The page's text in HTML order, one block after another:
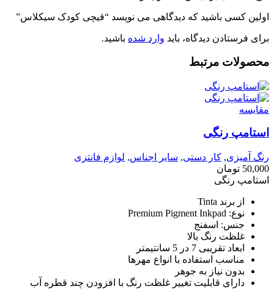
اولین کسی باشید که دیدگاهی می نویسد “قیچی کودک سیکلاس”
برای فرستادن دیدگاه، باید وارد شده باشید.
محصولات مرتبط
مقايسه
استامپ رنگی
رنگ آمیزی, کار دستی, سایر اجناس, لوازم فانتزی
50,000 تومان
استامپ رنگی
از برند Tinta
نوع: Premium Pigment Inkpad
جنس: اسفنج
غلظت رنگ بالا
ابعاد تقریبی 7 در 5 سانتیمتر
مناسب استفاده با انواع مهرها
بدون نیاز به جوهر
دارای قابلیت تغییر غلظت رنگ با افزودن چند قطره آب